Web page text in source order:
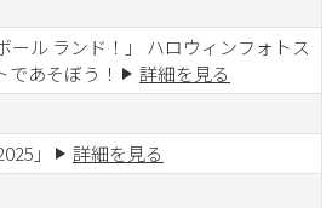
ール ランド！」 ハロウィンフォトス
あそぼう！
詳細を見る
」
詳細を見る